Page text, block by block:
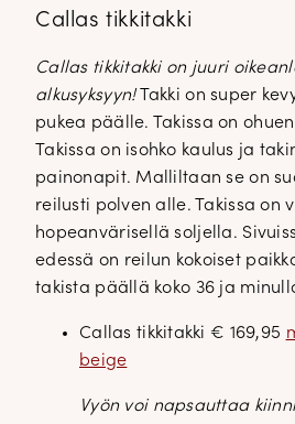
Callas tikkitakki
Callas tikkitakki on juuri
alkusyksyyn!Takki on super
pukea päälle. Takissa on
Takissa on isohko kaulus ja
painonapit. Malliltaan se on
reilusti polven alle. Takissa on
hopeanvärisellä soljella.
edessä on reilun kokoiset
takista päällä koko 36 ja
Callas tikkitakki € 169,95
beige
Vyön voi napsauttaa